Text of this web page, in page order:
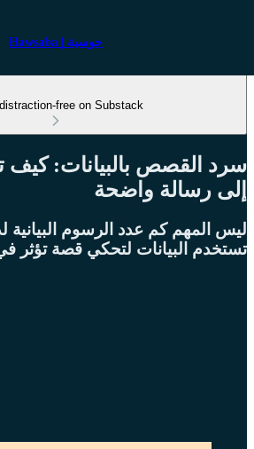
Hawsaba | حوسبة
free on Substack
سرد القصص بالبيانات: كيف
إلى رسالة واضحة
ليس المهم كم عدد الرسوم البيانية
تستخدم البيانات لتحكي قصة تؤثر في